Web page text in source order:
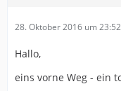
28. Oktober 2016 um 23:52
Hallo,
eins vorne Weg - ein